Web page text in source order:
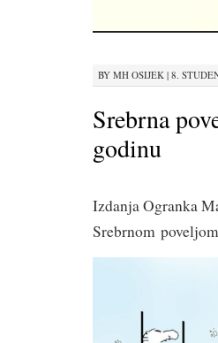
BY MH OSIJEK | 8.
Srebrna
godinu
Izdanja Ogranka
Srebrnom